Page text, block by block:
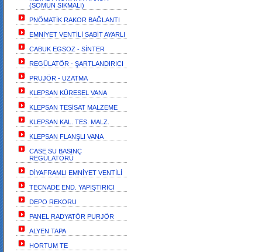
(SOMUN SIKMALI)
PNÖMATİK RAKOR BAĞLANTI
EMNİYET VENTİLİ SABİT AYARLI
CABUK EGSOZ - SİNTER
REGÜLATÖR - ŞARTLANDIRICI
PRUJÖR - UZATMA
KLEPSAN KÜRESEL VANA
KLEPSAN TESİSAT MALZEME
KLEPSAN KAL. TES. MALZ.
KLEPSAN FLANŞLI VANA
CASE SU BASINÇ
REGÜLATÖRÜ
DİYAFRAMLI EMNİYET VENTİLİ
TECNADE END. YAPIŞTIRICI
DEPO REKORU
PANEL RADYATÖR PURJÖR
ALYEN TAPA
HORTUM TE